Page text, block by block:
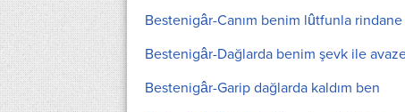
Bestenigâr-Canım benim lûtfunla
Bestenigâr-Dağlarda benim şevk ile
Bestenigâr-Garip dağlarda kaldım ben